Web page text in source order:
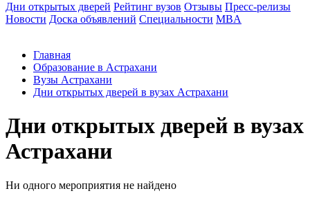
Дни открытых дверей Рейтинг вузов Отзывы Пресс-релизы
Новости Доска объявлений Специальности MBA
Главная
Образование в Астрахани
Вузы Астрахани
Дни открытых дверей в вузах Астрахани
Дни открытых дверей в вузах
Астрахани
Ни одного мероприятия не найдено